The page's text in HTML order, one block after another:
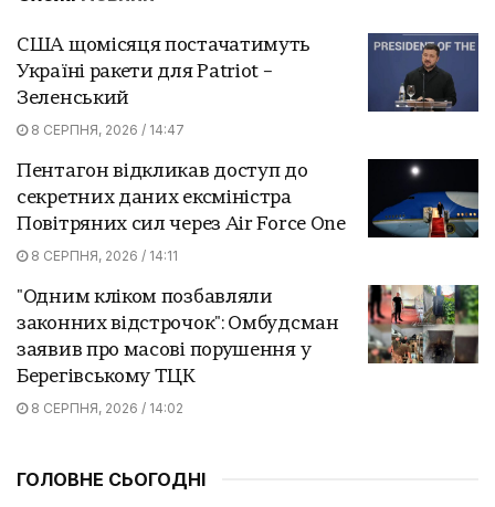
США щомісяця постачатимуть
Україні ракети для Patriot –
Зеленський
8 СЕРПНЯ, 2026 / 14:47
Пентагон відкликав доступ до
секретних даних ексміністра
Повітряних сил через Air Force One
8 СЕРПНЯ, 2026 / 14:11
"Одним кліком позбавляли
законних відстрочок": Омбудсман
заявив про масові порушення у
Берегівському ТЦК
8 СЕРПНЯ, 2026 / 14:02
ГОЛОВНЕ СЬОГОДНІ